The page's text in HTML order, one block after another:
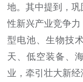
地。其中提到，
性新兴产业竞争
型电池、生物技
天、低空装备、
业，牵引壮大新经